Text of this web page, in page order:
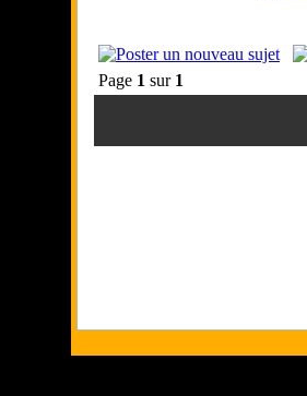
Page 1 sur 1